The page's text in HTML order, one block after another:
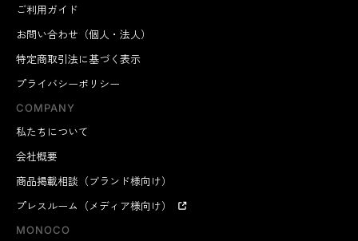
ご利用ガイド
お問い合わせ（個人・法人）
特定商取引法に基づく表示
プライバシーポリシー
COMPANY
私たちについて
会社概要
商品掲載相談（ブランド様向け）
プレスルーム（メディア様向け）
MONOCO